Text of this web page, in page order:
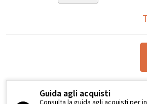
Guida agli acquisti